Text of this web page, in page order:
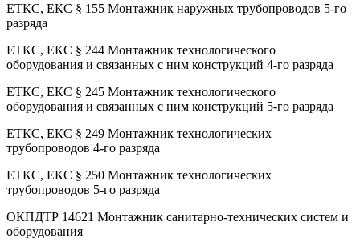
ЕТКС, ЕКС § 155 Монтажник наружных трубопроводов 5-го
разряда
ЕТКС, ЕКС § 244 Монтажник технологического
оборудования и связанных с ним конструкций 4-го разряда
ЕТКС, ЕКС § 245 Монтажник технологического
оборудования и связанных с ним конструкций 5-го разряда
ЕТКС, ЕКС § 249 Монтажник технологических
трубопроводов 4-го разряда
ЕТКС, ЕКС § 250 Монтажник технологических
трубопроводов 5-го разряда
ОКПДТР 14621 Монтажник санитарно-технических систем и
оборудования